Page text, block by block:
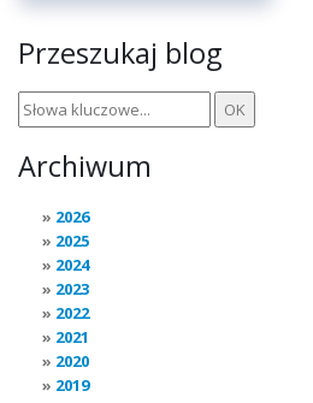
Przeszukaj blog
Archiwum
2026
2025
2024
2023
2022
2021
2020
2019